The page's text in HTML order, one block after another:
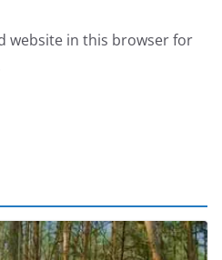
website in this browser for